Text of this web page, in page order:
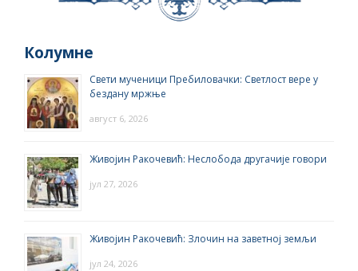
Колумне
Свети мученици Пребиловачки: Светлост вере у
бездану мржње
август 6, 2026
Живојин Ракочевић: Неслобода другачије говори
јул 27, 2026
Живојин Ракочевић: Злочин на заветној земљи
јул 24, 2026